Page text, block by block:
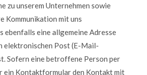
zu unserem Unternehmen sowie
Kommunikation mit uns
ebenfalls eine allgemeine Adresse
elektronischen Post (E-Mail-
Sofern eine betroffene Person per
ein Kontaktformular den Kontakt mit